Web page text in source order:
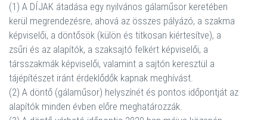
(1) A DÍJAK átadása egy nyilvános gálaműsor keretében
kerül megrendezésre, ahová az összes pályázó, a szakma
képviselői, a döntősök (külön és titkosan kiértesítve), a
zsűri és az alapítók, a szaksajtó felkért képviselői, a
társszakmák képviselői, valamint a sajtón keresztül a
tájépítészet iránt érdeklődők kapnak meghívást.
(2) A döntő (gálaműsor) helyszínét és pontos időpontját az
alapítók minden évben előre meghatározzák.